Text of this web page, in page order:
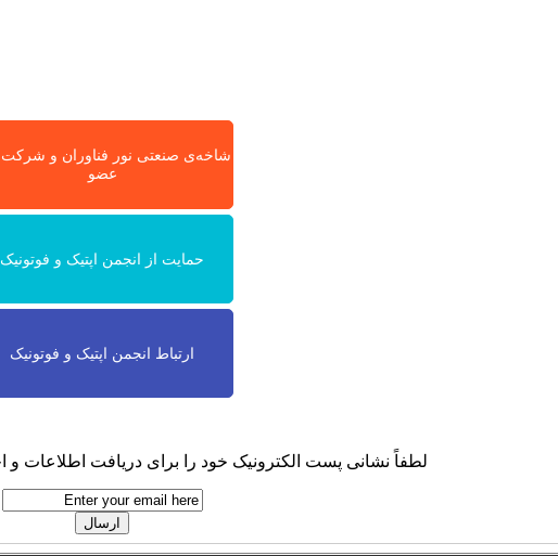
شاخه‌ی صنعتی نور فناوران و
عضو
حمایت از انجمن اپتیک و فوتونیک
ارتباط انجمن اپتیک و فوتونیک
لطفاً نشانی پست الکترونیک خود را برای دریافت اطلاعات و